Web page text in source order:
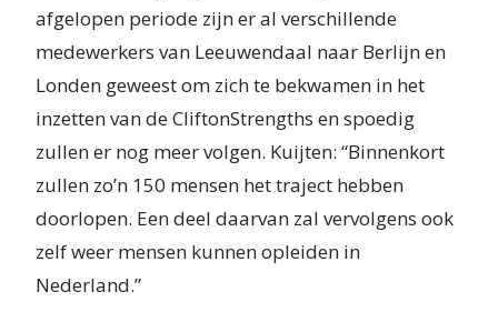
afgelopen periode zijn er al verschillende
medewerkers van Leeuwendaal naar Berlijn en
Londen geweest om zich te bekwamen in het
inzetten van de CliftonStrengths en spoedig
zullen er nog meer volgen. Kuijten: “Binnenkort
zullen zo’n 150 mensen het traject hebben
doorlopen. Een deel daarvan zal vervolgens ook
zelf weer mensen kunnen opleiden in
Nederland.”